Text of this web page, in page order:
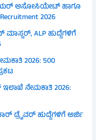
ಅಸೋಸಿಯೇಟ್ ಹಾಗೂ
2026
ಮಾಸ್ಟರ್, ALP ಹುದ್ದೆಗಳಿಗೆ
2026: 500
ನೇಮಕಾತಿ 2026:
ಡ್ರೈವರ್ ಹುದ್ದೆಗಳಿಗೆ ಅರ್ಜಿ